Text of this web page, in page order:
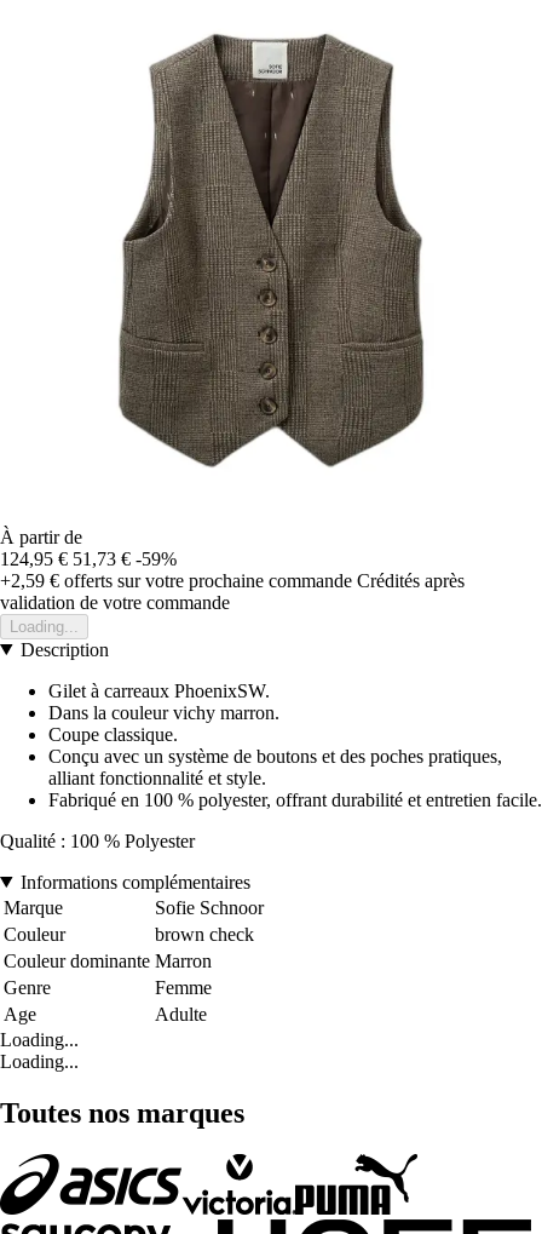
À partir de
124,95 € 51,73 € -59%
+2,59 € offerts sur votre prochaine commande Crédités après
validation de votre commande
Loading...
Description
Gilet à carreaux PhoenixSW.
Dans la couleur vichy marron.
Coupe classique.
Conçu avec un système de boutons et des poches pratiques,
alliant fonctionnalité et style.
Fabriqué en 100 % polyester, offrant durabilité et entretien facile.
Qualité : 100 % Polyester
Informations complémentaires
Marque
Sofie Schnoor
Couleur
brown check
Couleur dominante Marron
Genre
Femme
Age
Adulte
Loading...
Loading...
Toutes nos marques